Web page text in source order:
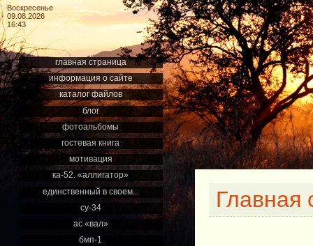
Воскресенье
09.08.2026
16:43
главная страница
информация о сайте
каталог файлов
блог
фотоальбомы
гостевая книга
мотивация
ка-52. «аллигатор»
единственный в своем...
су-34
ас «вал»
бмп-1
Главная